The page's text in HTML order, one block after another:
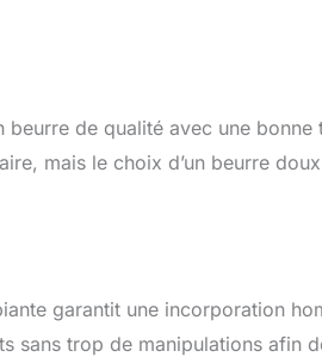
de qualité avec une bonne
mais le choix d’un beurre
garantit une incorporation
sans trop de manipulations afin